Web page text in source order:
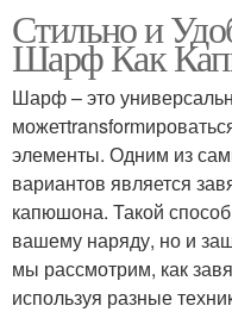
Стильно и
Шарф Как
Шарф – это
элементы. Одним из
вариантов является
капюшона. Такой
вашему наряду, но и
мы рассмотрим, как
используя разные